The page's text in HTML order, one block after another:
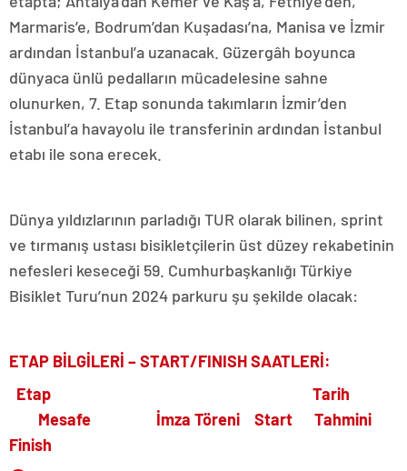
Marmaris’e, Bodrum’dan Kuşadası’na, Manisa ve İzmir
ardından İstanbul’a uzanacak. Güzergâh boyunca
dünyaca ünlü pedalların mücadelesine sahne
olunurken, 7. Etap sonunda takımların İzmir’den
İstanbul’a havayolu ile transferinin ardından İstanbul
etabı ile sona erecek.
Dünya yıldızlarının parladığı TUR olarak bilinen, sprint
ve tırmanış ustası bisikletçilerin üst düzey rekabetinin
nefesleri keseceği 59. Cumhurbaşkanlığı Türkiye
Bisiklet Turu’nun 2024 parkuru şu şekilde olacak:
ETAP BİLGİLERİ – START/FINISH SAATLERİ:
Etap Tarih
Mesafe İmza Töreni Start Tahmini
Finish